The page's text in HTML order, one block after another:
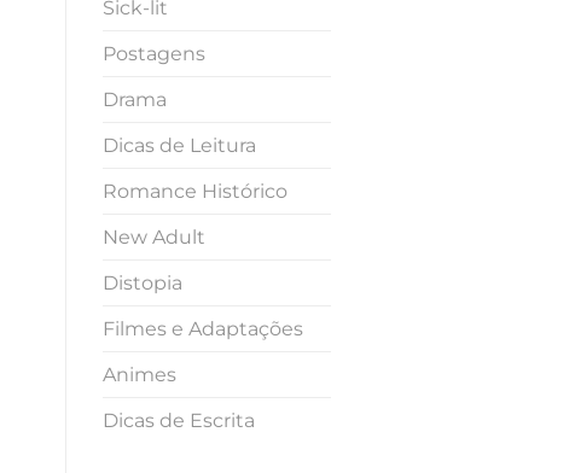
Sick-lit
Postagens
Drama
Dicas de Leitura
Romance Histórico
New Adult
Distopia
Filmes e Adaptações
Animes
Dicas de Escrita